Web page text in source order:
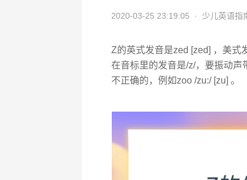
2020-03-25 23:19:05 · 少儿英语指
Z的英式发音是zed [zed] ，美式
在音标里的发音是/z/，要振动
不正确的，例如zoo /zu:/ [zu] 。